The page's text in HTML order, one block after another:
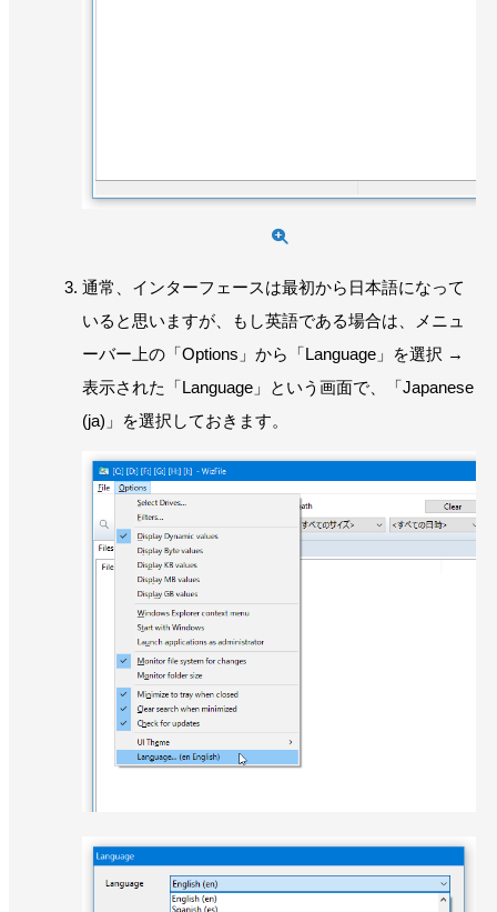
通常、インターフェースは最初から日本語になって
いると思いますが、もし英語である場合は、メニュ
ーバー上の「Options」から「Language」を選択 →
表示された「Language」という画面で、「Japanese
(ja)」を選択しておきます。